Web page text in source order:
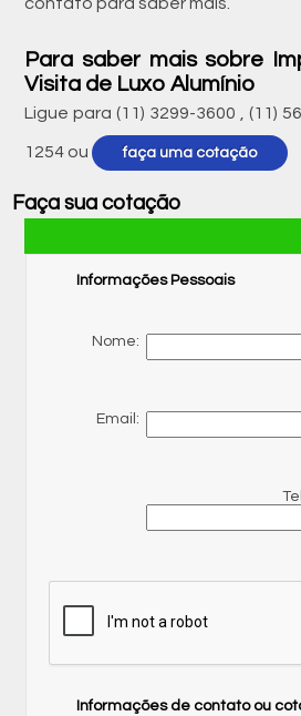
contato para saber mais.
Para saber mais sobre
Visita de Luxo Alumínio
Ligue para (11) 3299-3600 ,(11)
1254 ou faça uma cotação
Faça sua cotação
Informações Pessoais
Nome:
Email:
Informações de contato ou